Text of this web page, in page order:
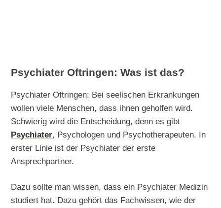
Psychiater Oftringen: Was ist das?
Psychiater Oftringen: Bei seelischen Erkrankungen
wollen viele Menschen, dass ihnen geholfen wird.
Schwierig wird die Entscheidung, denn es gibt
Psychiater, Psychologen und Psychotherapeuten. In
erster Linie ist der Psychiater der erste
Ansprechpartner.
Dazu sollte man wissen, dass ein Psychiater Medizin
studiert hat. Dazu gehört das Fachwissen, wie der